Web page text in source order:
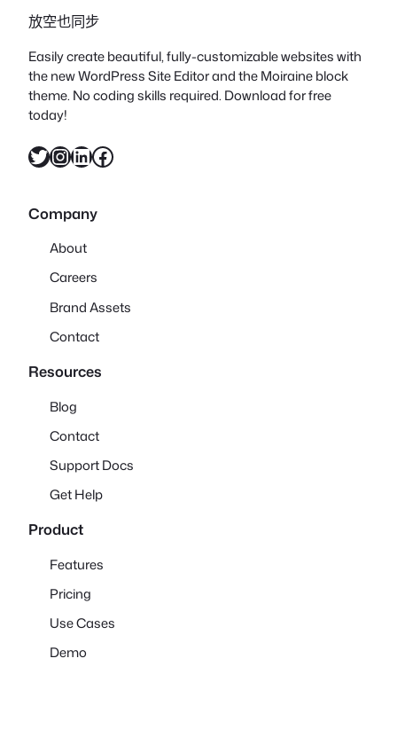
放空也同步
Easily create beautiful, fully-customizable websites with
the new WordPress Site Editor and the Moiraine block
theme. No coding skills required. Download for free
today!
X InstagramLinkedIn Facebook
Company
About
Careers
Brand Assets
Contact
Resources
Blog
Contact
Support Docs
Get Help
Product
Features
Pricing
Use Cases
Demo